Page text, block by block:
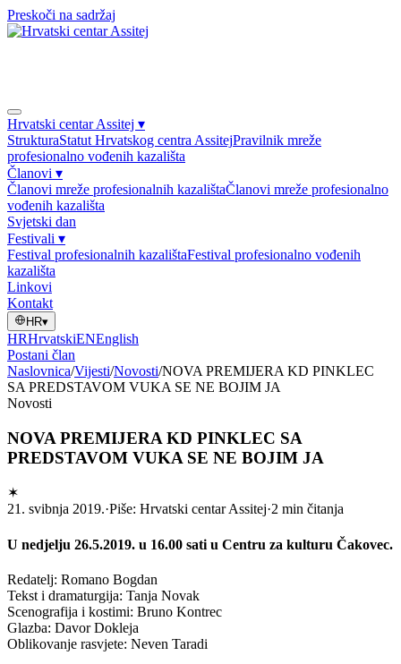
Preskoči na sadržaj
Hrvatski centar Assitej ▾
StrukturaStatut Hrvatskog centra AssitejPravilnik mreže
profesionalno vođenih kazališta
Članovi ▾
Članovi mreže profesionalnih kazalištaČlanovi mreže profesionalno
vođenih kazališta
Svjetski dan
Festivali ▾
Festival profesionalnih kazalištaFestival profesionalno vođenih
kazališta
Linkovi
Kontakt
HR▾
HRHrvatskiENEnglish
Postani član
Naslovnica/Vijesti/Novosti/NOVA PREMIJERA KD PINKLEC
SA PREDSTAVOM VUKA SE NE BOJIM JA
Novosti
NOVA PREMIJERA KD PINKLEC SA
PREDSTAVOM VUKA SE NE BOJIM JA
✶
21. svibnja 2019.·Piše: Hrvatski centar Assitej·2 min čitanja
U nedjelju 26.5.2019. u 16.00 sati u Centru za kulturu Čakovec.
Redatelj: Romano Bogdan
Tekst i dramaturgija: Tanja Novak
Scenografija i kostimi: Bruno Kontrec
Glazba: Davor Dokleja
Oblikovanje rasvjete: Neven Taradi